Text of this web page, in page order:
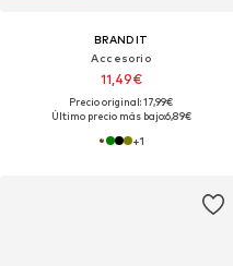
BRANDIT
Accesorio
11,49€
Precio original: 17,99€
Último precio más bajo:6,89€
+1